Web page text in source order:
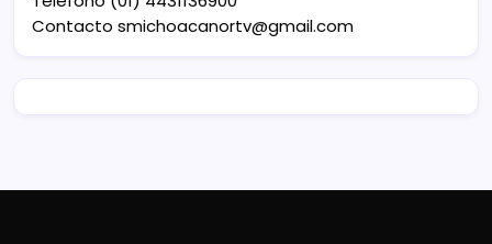
Contacto smichoacanortv@gmail.com